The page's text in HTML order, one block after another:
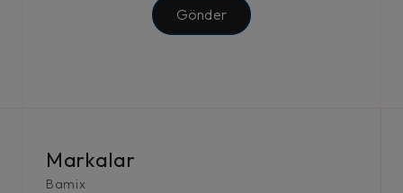
Gönder
Markalar
Bamix